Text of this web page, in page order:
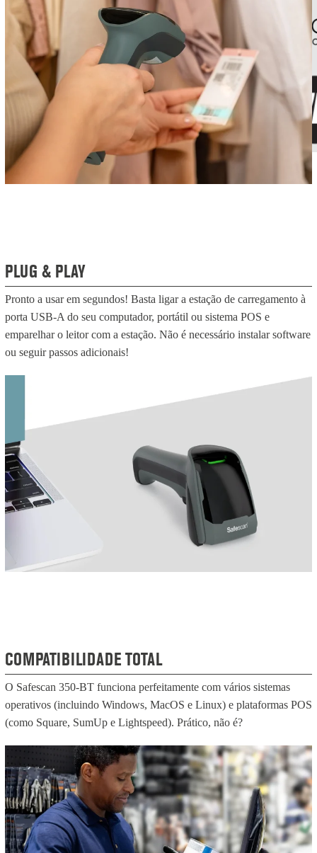
PLUG & PLAY
Pronto a usar em segundos! Basta ligar a estação de carregamento à
porta USB-A do seu computador, portátil ou sistema POS e
emparelhar o leitor com a estação. Não é necessário instalar software
ou seguir passos adicionais!
COMPATIBILIDADE TOTAL
O Safescan 350-BT funciona perfeitamente com vários sistemas
operativos (incluindo Windows, MacOS e Linux) e plataformas POS
(como Square, SumUp e Lightspeed). Prático, não é?